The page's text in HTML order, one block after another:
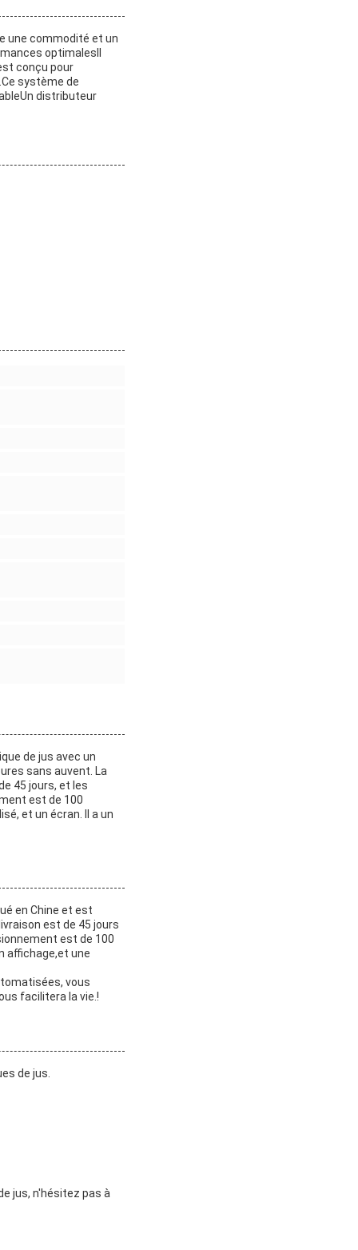
une commodité et un
optimalesIl
conçu pour
système de
distributeur
de jus avec un
sans auvent. La
45 jours, et les
est de 100
et un écran. Il a un
en Chine et est
est de 45 jours
est de 100
affichage,et une
vous
facilitera la vie.!
de jus.
jus, n'hésitez pas à